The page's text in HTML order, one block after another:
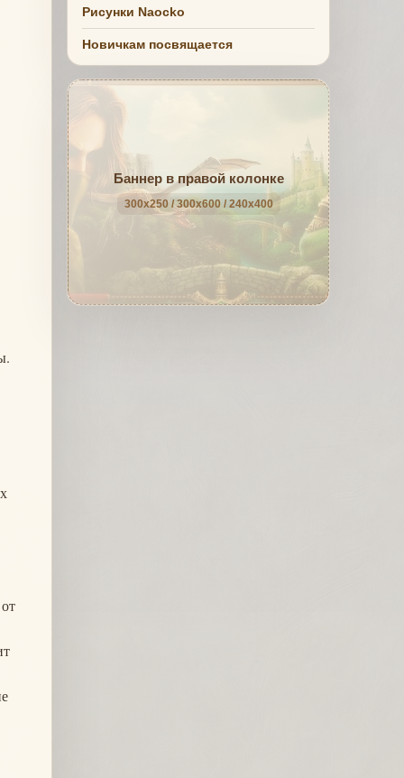
Рисунки Naocko
Новичкам посвящается
Баннер в правой колонке
300x250 / 300x600 / 240x400